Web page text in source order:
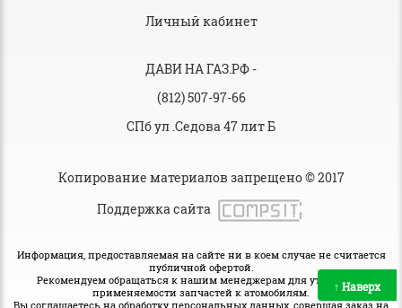
Личный кабинет
ДАВИ НА ГАЗ.РФ -
(812) 507-97-66
СПб ул .Седова 47 лит Б
Копирование материалов запрещено © 2017
Поддержка сайта
Информация, предоставляемая на сайте ни в коем случае не считается
публичной офертой.
Рекомендуем обращаться к нашим менеджерам для уточнения
применяемости запчастей к атомобилям.
Вы соглашаетесь на обработку персональных данных, совершая заказ на
↑ Наверх